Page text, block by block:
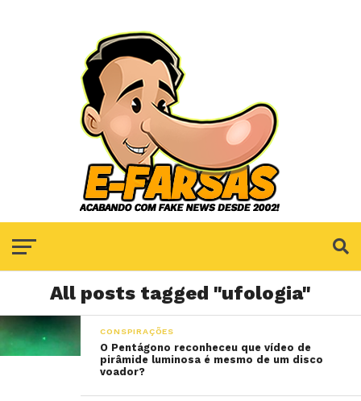
All posts tagged "ufologia"
CONSPIRAÇÕES
O Pentágono reconheceu que vídeo de
pirâmide luminosa é mesmo de um disco
voador?